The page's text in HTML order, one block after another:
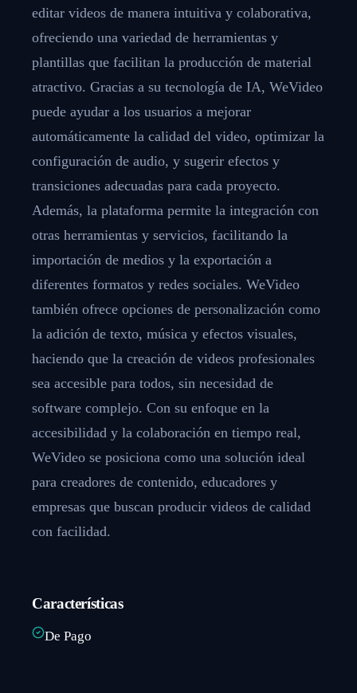
editar videos de manera intuitiva y colaborativa,
ofreciendo una variedad de herramientas y
plantillas que facilitan la producción de material
atractivo. Gracias a su tecnología de IA, WeVideo
puede ayudar a los usuarios a mejorar
automáticamente la calidad del video, optimizar la
configuración de audio, y sugerir efectos y
transiciones adecuadas para cada proyecto.
Además, la plataforma permite la integración con
otras herramientas y servicios, facilitando la
importación de medios y la exportación a
diferentes formatos y redes sociales. WeVideo
también ofrece opciones de personalización como
la adición de texto, música y efectos visuales,
haciendo que la creación de videos profesionales
sea accesible para todos, sin necesidad de
software complejo. Con su enfoque en la
accesibilidad y la colaboración en tiempo real,
WeVideo se posiciona como una solución ideal
para creadores de contenido, educadores y
empresas que buscan producir videos de calidad
con facilidad.
Características
De Pago